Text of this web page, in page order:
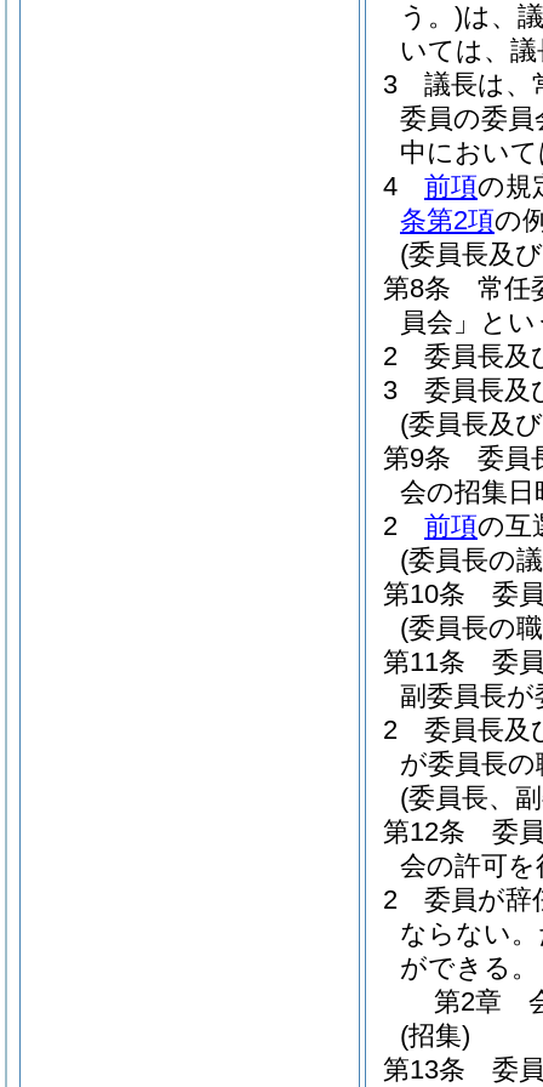
う。)は、
いては、
3
議長は、
委員の委
中におい
4
前項の規
条第2項の
(委員長及
第8条
常任
員会」と
2
委員長及
3
委員長及
(委員長及
第9条
委員
会の招集
2
前項の互
(委員長の
第10条
委
(委員長の
第11条
委
副委員長
2
委員長及
が委員長
(委員長、
第12条
委
会の許可
2
委員が辞
ならない。
ができる。
第2章
(招集)
第13条
委